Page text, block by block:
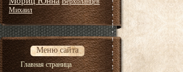
Михаил
Меню сайта
Главная страница